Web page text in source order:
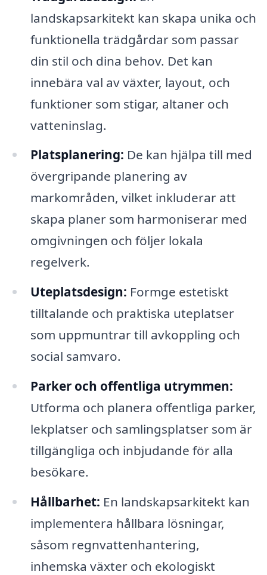
landskapsarkitekt kan skapa unika och
funktionella trädgårdar som passar
din stil och dina behov. Det kan
innebära val av växter, layout, och
funktioner som stigar, altaner och
vatteninslag.
Platsplanering: De kan hjälpa till med
övergripande planering av
markområden, vilket inkluderar att
skapa planer som harmoniserar med
omgivningen och följer lokala
regelverk.
Uteplatsdesign: Formge estetiskt
tilltalande och praktiska uteplatser
som uppmuntrar till avkoppling och
social samvaro.
Parker och offentliga utrymmen:
Utforma och planera offentliga parker,
lekplatser och samlingsplatser som är
tillgängliga och inbjudande för alla
besökare.
Hållbarhet: En landskapsarkitekt kan
implementera hållbara lösningar,
såsom regnvattenhantering,
inhemska växter och ekologiskt